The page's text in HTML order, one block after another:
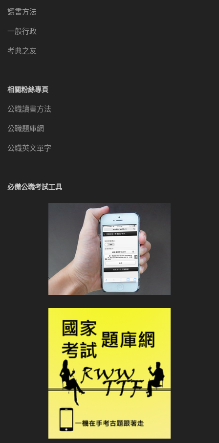
讀書方法
一般行政
考典之友
相關粉絲專頁
公職讀書方法
公職題庫網
公職英文單字
必備公職考試工具